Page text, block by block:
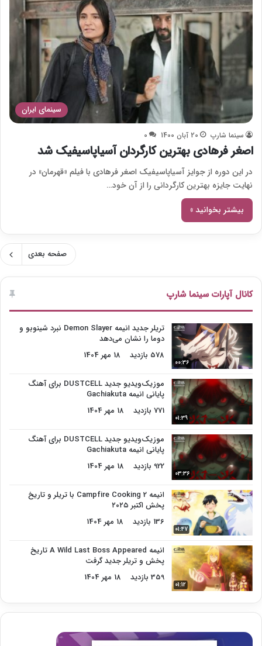
سینمای ایران
سینما شارپ 20 آبان 1400 0
اصغر فرهادی بهترین کارگردان آسیاپاسیفیک شد
در این دوره از جوایز آسیاپاسیفیک اصغر فرهادی با فیلم «قهرمان» در
نهایت جایزه بهترین کارگردانی را از آن خود…
بیشتر بخوانید »
صفحه بعدی
کانال آپارات سینما شارپ
00:36
تریلر جدید انیمه Demon Slayer نبرد شینوبو و
دوما را نشان می‌دهد
578 بازدید
18 مهر 1404
01:39
موزیک‌ویدیو جدید DUSTCELL برای آهنگ
پایانی انیمه Gachiakuta
771 بازدید
18 مهر 1404
03:36
موزیک‌ویدیو جدید DUSTCELL برای آهنگ
پایانی انیمه Gachiakuta
922 بازدید
18 مهر 1404
01:47
انیمه Campfire Cooking 2 با تریلر و تاریخ
پخش اکتبر ۲۰۲۵
136 بازدید
18 مهر 1404
01:12
انیمه A Wild Last Boss Appeared تاریخ
پخش و تریلر جدید گرفت
359 بازدید
18 مهر 1404